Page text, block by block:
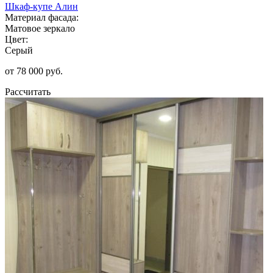
Шкаф-купе Алин
Материал фасада:
Матовое зеркало
Цвет:
Серый
от 78 000 руб.
Рассчитать